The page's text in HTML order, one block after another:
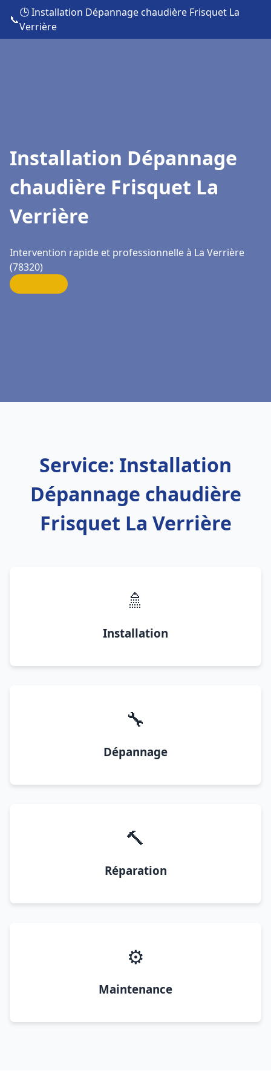
📞
🕒 Installation Dépannage chaudière Frisquet La
Verrière
Installation Dépannage
chaudière Frisquet La
Verrière
Intervention rapide et professionnelle à La Verrière
(78320)
Service: Installation
Dépannage chaudière
Frisquet La Verrière
🚿
Installation
🔧
Dépannage
🔨
Réparation
⚙️
Maintenance